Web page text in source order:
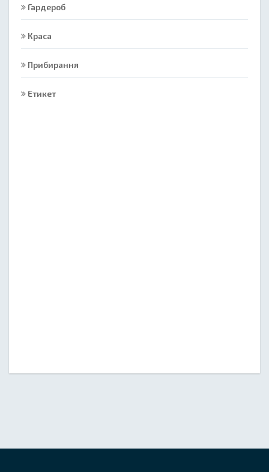
Гардероб
Краса
Прибирання
Етикет